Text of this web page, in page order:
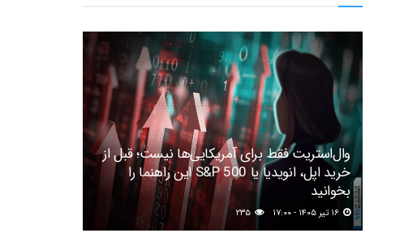
وال‌استریت فقط برای آمریکایی‌ها نیست؛ قبل از
خرید اپل، انویدیا یا S&P 500 این راهنما را
بخوانید